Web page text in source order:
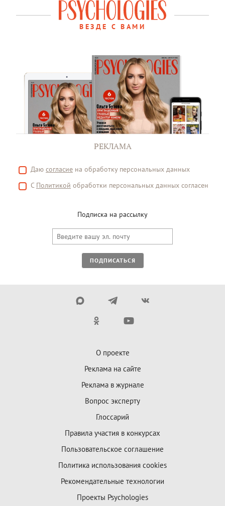
ВЕЗДЕ С ВАМИ
РЕКЛАМА
Даю согласие на обработку персональных данных
С Политикой обработки персональных данных согласен
Подписка на рассылку
ПОДПИСАТЬСЯ
О проекте
Реклама на сайте
Реклама в журнале
Вопрос эксперту
Глоссарий
Правила участия в конкурсах
Пользовательское соглашение
Политика использования cookies
Рекомендательные технологии
Проекты Psychologies